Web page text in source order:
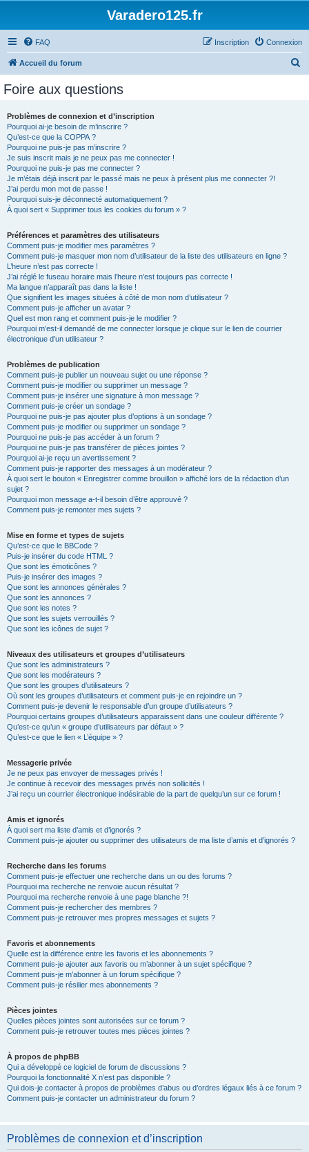
Varadero125.fr
FAQ Connexion
Inscription
Accueil du forum
Foire aux questions
Problèmes de connexion et d’inscription
Pourquoi ai-je besoin de m’inscrire ?
Qu’est-ce que la COPPA ?
Pourquoi ne puis-je pas m’inscrire ?
Je suis inscrit mais je ne peux pas me connecter !
Pourquoi ne puis-je pas me connecter ?
Je m’étais déjà inscrit par le passé mais ne peux à présent plus me connecter ?!
J’ai perdu mon mot de passe !
Pourquoi suis-je déconnecté automatiquement ?
À quoi sert « Supprimer tous les cookies du forum » ?
Préférences et paramètres des utilisateurs
Comment puis-je modifier mes paramètres ?
Comment puis-je masquer mon nom d’utilisateur de la liste des utilisateurs en ligne ?
L’heure n’est pas correcte !
J’ai réglé le fuseau horaire mais l’heure n’est toujours pas correcte !
Ma langue n’apparaît pas dans la liste !
Que signifient les images situées à côté de mon nom d’utilisateur ?
Comment puis-je afficher un avatar ?
Quel est mon rang et comment puis-je le modifier ?
Pourquoi m’est-il demandé de me connecter lorsque je clique sur le lien de courrier
électronique d’un utilisateur ?
Problèmes de publication
Comment puis-je publier un nouveau sujet ou une réponse ?
Comment puis-je modifier ou supprimer un message ?
Comment puis-je insérer une signature à mon message ?
Comment puis-je créer un sondage ?
Pourquoi ne puis-je pas ajouter plus d’options à un sondage ?
Comment puis-je modifier ou supprimer un sondage ?
Pourquoi ne puis-je pas accéder à un forum ?
Pourquoi ne puis-je pas transférer de pièces jointes ?
Pourquoi ai-je reçu un avertissement ?
Comment puis-je rapporter des messages à un modérateur ?
À quoi sert le bouton « Enregistrer comme brouillon » affiché lors de la rédaction d’un
sujet ?
Pourquoi mon message a-t-il besoin d’être approuvé ?
Comment puis-je remonter mes sujets ?
Mise en forme et types de sujets
Qu’est-ce que le BBCode ?
Puis-je insérer du code HTML ?
Que sont les émoticônes ?
Puis-je insérer des images ?
Que sont les annonces générales ?
Que sont les annonces ?
Que sont les notes ?
Que sont les sujets verrouillés ?
Que sont les icônes de sujet ?
Niveaux des utilisateurs et groupes d’utilisateurs
Que sont les administrateurs ?
Que sont les modérateurs ?
Que sont les groupes d’utilisateurs ?
Où sont les groupes d’utilisateurs et comment puis-je en rejoindre un ?
Comment puis-je devenir le responsable d’un groupe d’utilisateurs ?
Pourquoi certains groupes d’utilisateurs apparaissent dans une couleur différente ?
Qu’est-ce qu’un « groupe d’utilisateurs par défaut » ?
Qu’est-ce que le lien « L’équipe » ?
Messagerie privée
Je ne peux pas envoyer de messages privés !
Je continue à recevoir des messages privés non sollicités !
J’ai reçu un courrier électronique indésirable de la part de quelqu’un sur ce forum !
Amis et ignorés
À quoi sert ma liste d’amis et d’ignorés ?
Comment puis-je ajouter ou supprimer des utilisateurs de ma liste d’amis et d’ignorés ?
Recherche dans les forums
Comment puis-je effectuer une recherche dans un ou des forums ?
Pourquoi ma recherche ne renvoie aucun résultat ?
Pourquoi ma recherche renvoie à une page blanche ?!
Comment puis-je rechercher des membres ?
Comment puis-je retrouver mes propres messages et sujets ?
Favoris et abonnements
Quelle est la différence entre les favoris et les abonnements ?
Comment puis-je ajouter aux favoris ou m’abonner à un sujet spécifique ?
Comment puis-je m’abonner à un forum spécifique ?
Comment puis-je résilier mes abonnements ?
Pièces jointes
Quelles pièces jointes sont autorisées sur ce forum ?
Comment puis-je retrouver toutes mes pièces jointes ?
À propos de phpBB
Qui a développé ce logiciel de forum de discussions ?
Pourquoi la fonctionnalité X n’est pas disponible ?
Qui dois-je contacter à propos de problèmes d’abus ou d’ordres légaux liés à ce forum ?
Comment puis-je contacter un administrateur du forum ?
Problèmes de connexion et d’inscription